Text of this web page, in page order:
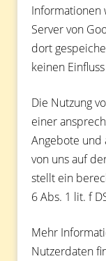
Informationen
Server von
dort
keinen
Die Nutzung
einer
Angebote
von uns auf
stellt ein
6 Abs. 1 lit. f
Mehr
Nutzerdaten